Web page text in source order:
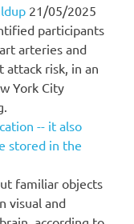
21/05/2025
participants
arteries and
attack risk, in an
York City
-- it also
stored in the
familiar objects
visual and